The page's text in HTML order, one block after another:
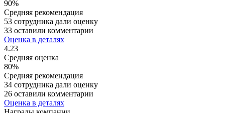
90%
Средняя рекомендация
53 сотрудника дали оценку
33 оставили комментарии
Оценка в деталях
4.23
Средняя оценка
80%
Средняя рекомендация
34 сотрудника дали оценку
26 оставили комментарии
Оценка в деталях